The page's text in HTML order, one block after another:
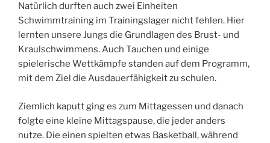
Natürlich durften auch zwei Einheiten
Schwimmtraining im Trainingslager nicht fehlen. Hier
lernten unsere Jungs die Grundlagen des Brust- und
Kraulschwimmens. Auch Tauchen und einige
spielerische Wettkämpfe standen auf dem Programm,
mit dem Ziel die Ausdauerfähigkeit zu schulen.
Ziemlich kaputt ging es zum Mittagessen und danach
folgte eine kleine Mittagspause, die jeder anders
nutze. Die einen spielten etwas Basketball, während